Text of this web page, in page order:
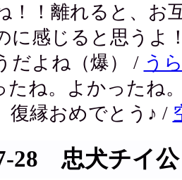
！！離れると、お
に感じると思うよ
だよね（爆） / う
たね。よかったね
復縁おめでとう♪ /
28 忠犬チイ公